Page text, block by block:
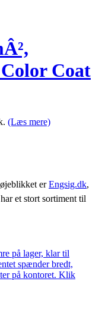
Coat
(Læs mere)
erEngsig.dk,
et stort sortiment til
på lager, klar til
spænder bredt,
på kontoret. Klik